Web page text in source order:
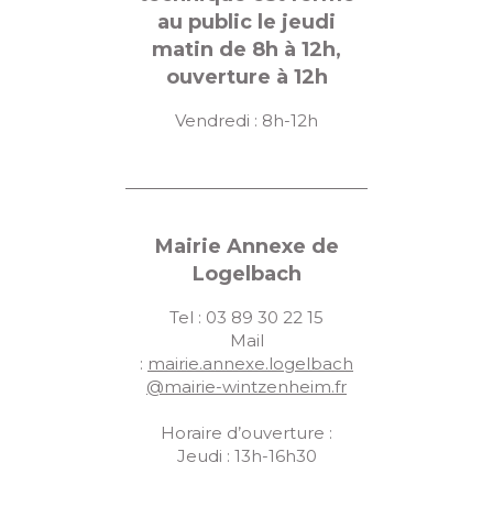
au public le jeudi
matin de 8h à 12h,
ouverture à 12h
Vendredi : 8h-12h
Mairie Annexe de
Logelbach
Tel : 03 89 30 22 15
Mail
: mairie.annexe.logelbach
@mairie-wintzenheim.fr
Horaire d’ouverture :
Jeudi : 13h-16h30